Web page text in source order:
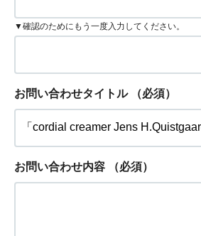
▼確認のためにもう一度入力してください。
お問い合わせタイトル （必須）
お問い合わせ内容 （必須）